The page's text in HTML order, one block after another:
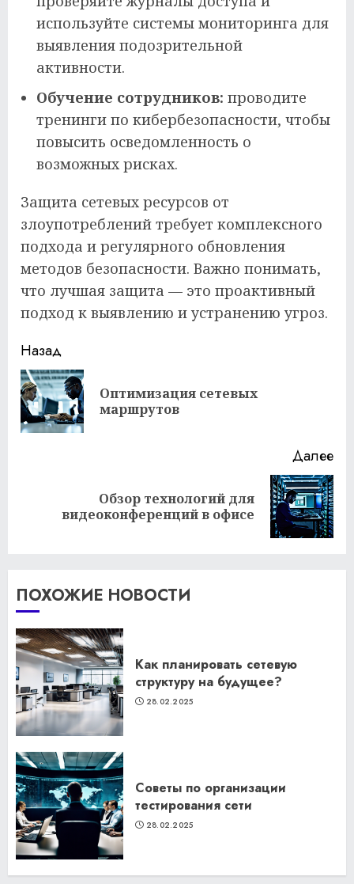
используйте системы мониторинга для
выявления подозрительной
активности.
Обучение сотрудников: проводите
тренинги по кибербезопасности, чтобы
повысить осведомленность о
возможных рисках.
Защита сетевых ресурсов от
злоупотреблений требует комплексного
подхода и регулярного обновления
методов безопасности. Важно понимать,
что лучшая защита — это проактивный
подход к выявлению и устранению угроз.
Продолжить
чтение
Назад
Оптимизация сетевых
маршрутов
Далее
Следующая
запись:
Обзор технологий для
видеоконференций в офисе
ПОХОЖИЕ НОВОСТИ
Как планировать сетевую
структуру на будущее?
28.02.2025
Советы по организации
тестирования сети
28.02.2025